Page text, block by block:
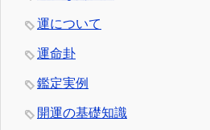
運について
運命卦
鑑定実例
開運の基礎知識